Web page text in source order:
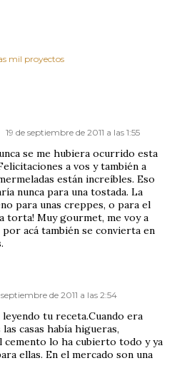
mil proyectos
19 de septiembre de 2011 a las 1:55
se me hubiera ocurrido esta
a vos y también a
están increíbles. Eso
nunca para una tostada. La
para unas creppes, o para el
torta! Muy gourmet, me voy a
acá también se convierta en
septiembre de 2011 a las 2:54
tu receta.Cuando era
casas había higueras,
cemento lo ha cubierto todo y ya
ellas. En el mercado son una